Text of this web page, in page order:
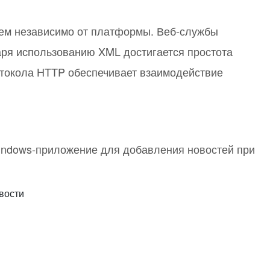
независимо от платформы. Веб-службы
использованию XML достигается простота
HTTP обеспечивает взаимодействие
приложение для добавления новостей при